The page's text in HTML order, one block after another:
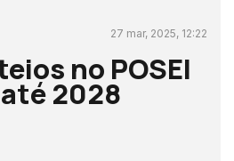
27 mar, 2025, 12:22
no POSEI
2028